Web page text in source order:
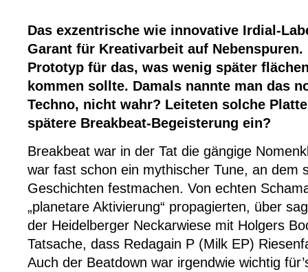
Das exzentrische wie innovative Irdial-
Garant für Kreativarbeit auf Nebenspuren.
Prototyp für das, was wenig später
kommen sollte. Damals nannte man das
Techno, nicht wahr? Leiteten solche
spätere Breakbeat-Begeisterung ein?
Breakbeat war in der Tat die gängige
war fast schon ein mythischer Tune, an dem
Geschichten festmachen. Von echten
„planetare Aktivierung“ propagierten, über
der Heidelberger Neckarwiese mit Holgers
Tatsache, dass Redagain P (Milk EP)
Auch der Beatdown war irgendwie wichtig